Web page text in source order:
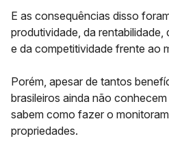
E as consequências disso
produtividade, da
e da competitividade frente ao
Porém, apesar de tantos
brasileiros ainda não
sabem como fazer o
propriedades.